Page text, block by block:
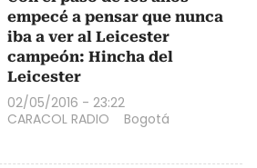
empecé a pensar que nunca
iba a ver al Leicester
campeón: Hincha del
Leicester
02/05/2016 - 23:22
CARACOL RADIO
Bogotá